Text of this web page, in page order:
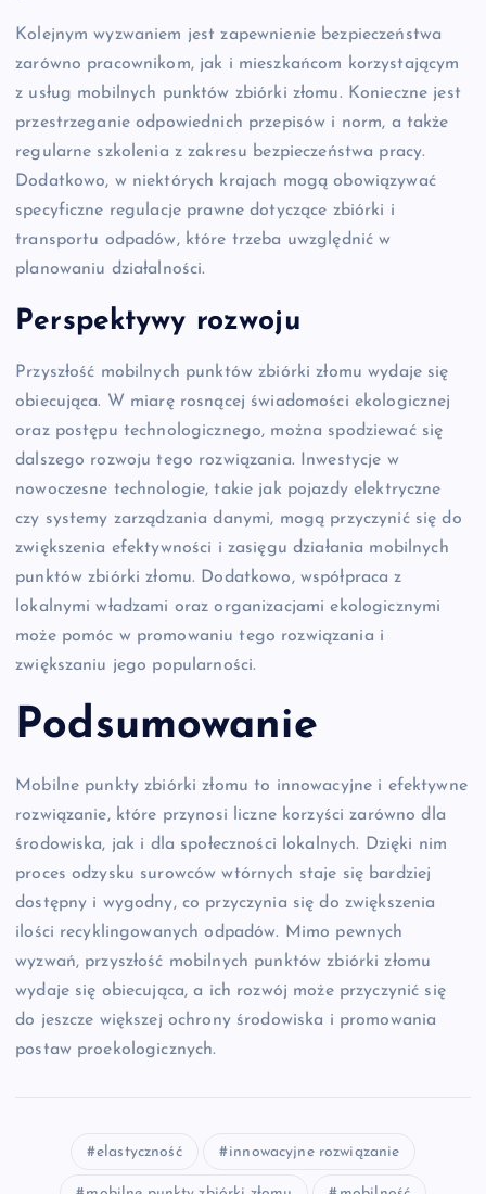
Kolejnym wyzwaniem jest zapewnienie bezpieczeństwa
zarówno pracownikom, jak i mieszkańcom korzystającym
z usług mobilnych punktów zbiórki złomu. Konieczne jest
przestrzeganie odpowiednich przepisów i norm, a także
regularne szkolenia z zakresu bezpieczeństwa pracy.
Dodatkowo, w niektórych krajach mogą obowiązywać
specyficzne regulacje prawne dotyczące zbiórki i
transportu odpadów, które trzeba uwzględnić w
planowaniu działalności.
Perspektywy rozwoju
Przyszłość mobilnych punktów zbiórki złomu wydaje się
obiecująca. W miarę rosnącej świadomości ekologicznej
oraz postępu technologicznego, można spodziewać się
dalszego rozwoju tego rozwiązania. Inwestycje w
nowoczesne technologie, takie jak pojazdy elektryczne
czy systemy zarządzania danymi, mogą przyczynić się do
zwiększenia efektywności i zasięgu działania mobilnych
punktów zbiórki złomu. Dodatkowo, współpraca z
lokalnymi władzami oraz organizacjami ekologicznymi
może pomóc w promowaniu tego rozwiązania i
zwiększaniu jego popularności.
Podsumowanie
Mobilne punkty zbiórki złomu to innowacyjne i efektywne
rozwiązanie, które przynosi liczne korzyści zarówno dla
środowiska, jak i dla społeczności lokalnych. Dzięki nim
proces odzysku surowców wtórnych staje się bardziej
dostępny i wygodny, co przyczynia się do zwiększenia
ilości recyklingowanych odpadów. Mimo pewnych
wyzwań, przyszłość mobilnych punktów zbiórki złomu
wydaje się obiecująca, a ich rozwój może przyczynić się
do jeszcze większej ochrony środowiska i promowania
postaw proekologicznych.
elastyczność innowacyjne rozwiązanie